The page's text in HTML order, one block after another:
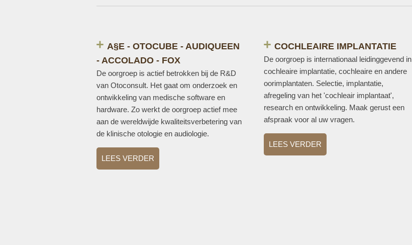
A§E - OTOCUBE - AUDIQUEEN
- ACCOLADO - FOX
De oorgroep is actief betrokken bij de R&D
van Otoconsult. Het gaat om onderzoek en
ontwikkeling van medische software en
hardware. Zo werkt de oorgroep actief mee
aan de wereldwijde kwaliteitsverbetering van
de klinische otologie en audiologie.
LEES VERDER
COCHLEAIRE IMPLANTATIE
De oorgroep is internationaal leidinggevend in
cochleaire implantatie, cochleaire en andere
oorimplantaten. Selectie, implantatie,
afregeling van het 'cochleair implantaat',
research en ontwikkeling. Maak gerust een
afspraak voor al uw vragen.
LEES VERDER